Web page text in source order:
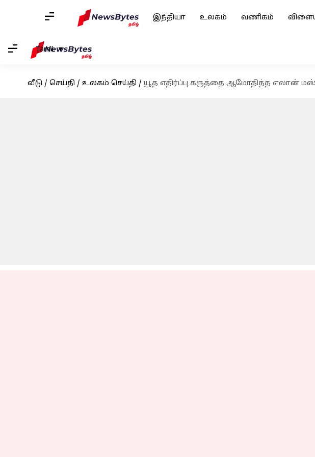
இந்தியா உலகம் வணிகம்
Tamil
வீடு / செய்தி / உலகம் செய்தி / யூத எதிர்ப்பு கருத்தை ஆமோதித்த எலான்